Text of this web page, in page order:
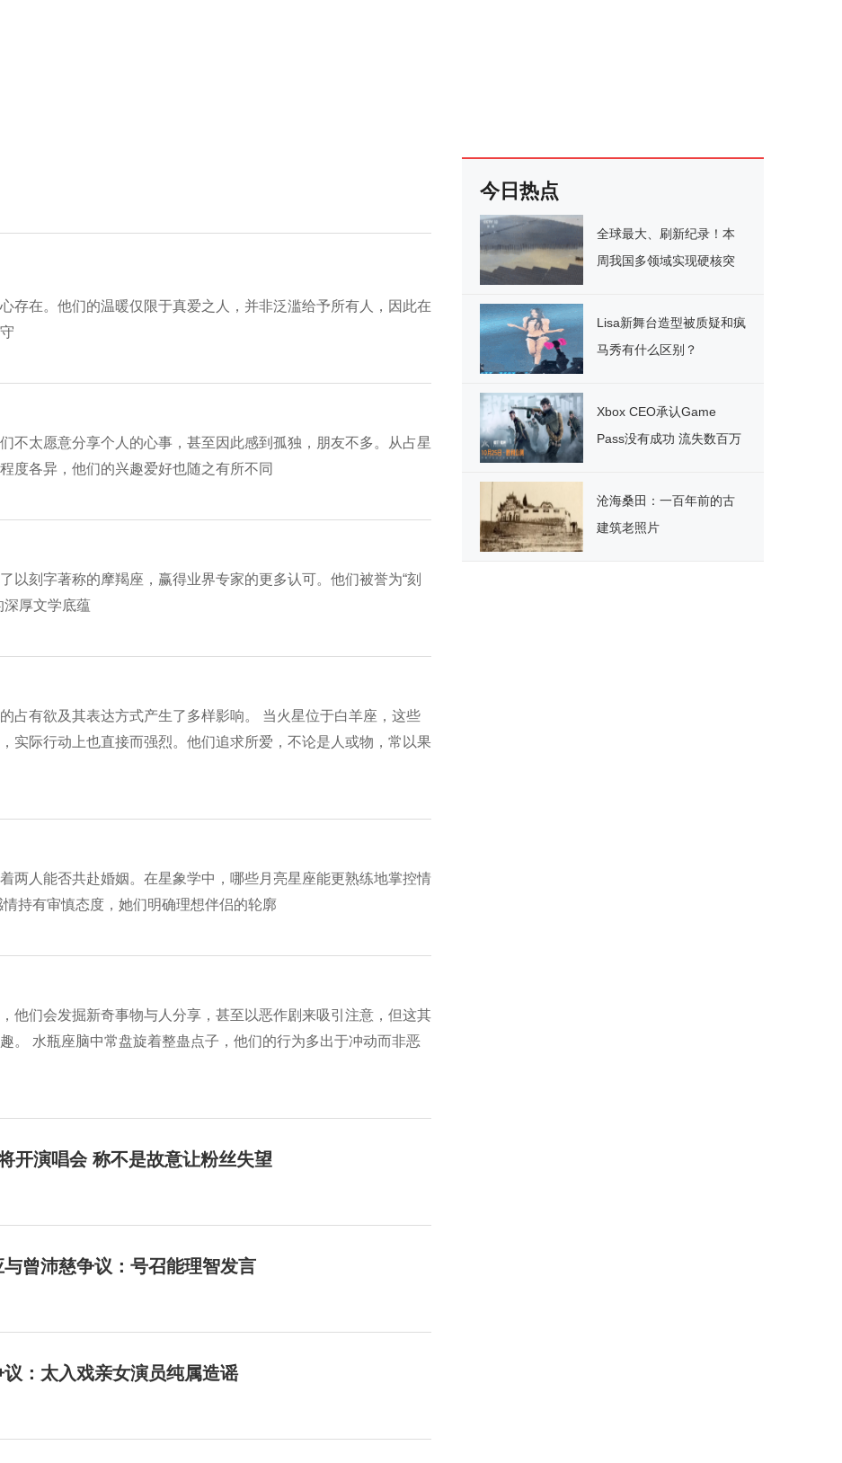
存在。他们的温暖仅限于真爱之人，并非泛滥给予所有人，因此在
不太愿意分享个人的心事，甚至因此感到孤独，朋友不多。从占星
度各异，他们的兴趣爱好也随之有所不同
以刻字著称的摩羯座，赢得业界专家的更多认可。他们被誉为“刻
深厚文学底蕴
占有欲及其表达方式产生了多样影响。 当火星位于白羊座，这些
实际行动上也直接而强烈。他们追求所爱，不论是人或物，常以果
两人能否共赴婚姻。在星象学中，哪些月亮星座能更熟练地掌控情
持有审慎态度，她们明确理想伴侣的轮廓
他们会发掘新奇事物与人分享，甚至以恶作剧来吸引注意，但这其
。 水瓶座脑中常盘旋着整蛊点子，他们的行为多出于冲动而非恶
开演唱会 称不是故意让粉丝失望
曾沛慈争议：号召能理智发言
：太入戏亲女演员纯属造谣
今日热点
全球最大、刷新纪录！本
周我国多领域实现硬核突
Lisa新舞台造型被质疑和疯
马秀有什么区别？
Xbox CEO承认Game
Pass没有成功 流失数百万
沧海桑田：一百年前的古
建筑老照片